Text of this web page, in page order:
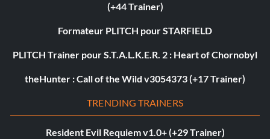
(+44 Trainer)
Formateur PLITCH pour STARFIELD
PLITCH Trainer pour S.T.A.L.K.E.R. 2 : Heart of Chornobyl
theHunter : Call of the Wild v3054373 (+17 Trainer)
TRENDING TRAINERS
Resident Evil Requiem v1.0+ (+29 Trainer)